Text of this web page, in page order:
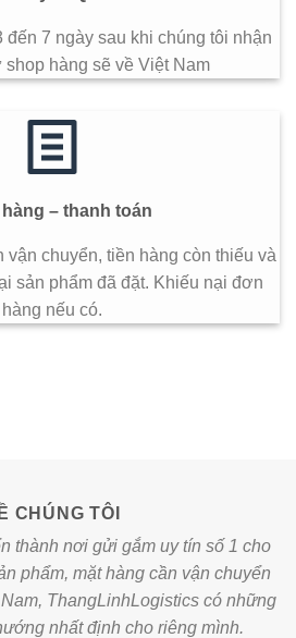
7 ngày sau khi chúng tôi nhận
hàng sẽ về Việt Nam
hàng – thanh toán
vận chuyển, tiền hàng còn thiếu và
sản phẩm đã đặt. Khiếu nại đơn
hàng nếu có.
CHÚNG TÔI
thành nơi gửi gắm uy tín số 1 cho
phẩm, mặt hàng cần vận chuyển
ThangLinhLogistics có những
nhất định cho riêng mình.